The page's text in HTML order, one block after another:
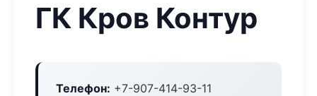
ГК Кров Контур
Телефон: +7-907-414-93-11